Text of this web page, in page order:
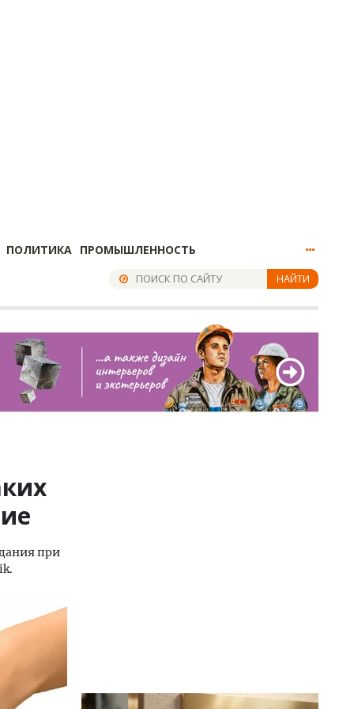
ПОЛИТИКА ПРОМЫШЛЕННОСТЬ
НАЙТИ
при